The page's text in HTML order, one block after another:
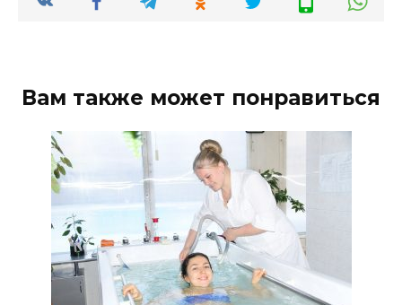
Вам также может понравиться